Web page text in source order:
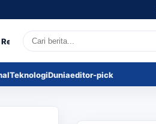
Sastra Editor's Pick
Search
TeknologiDuniaeditor-pick